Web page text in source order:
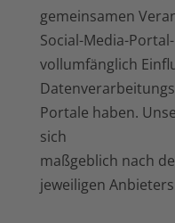
gemeinsamen
Social-Media-
vollumfänglich
Portale haben.
sich
maßgeblich nach
jeweiligen